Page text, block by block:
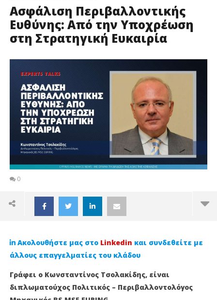
Ασφάλιση Περιβαλλοντικής
Ευθύνης: Από την Υποχρέωση
στη Στρατηγική Ευκαιρία
0
Ακολουθήστε μας στο Linkedin και συνδεθείτε με
άλλους επαγγελματίες του κλάδου
Γράφει ο Κωνσταντίνος Τσολακίδης, είναι
διπλωματούχος Πολιτικός – Περιβαλλοντολόγος